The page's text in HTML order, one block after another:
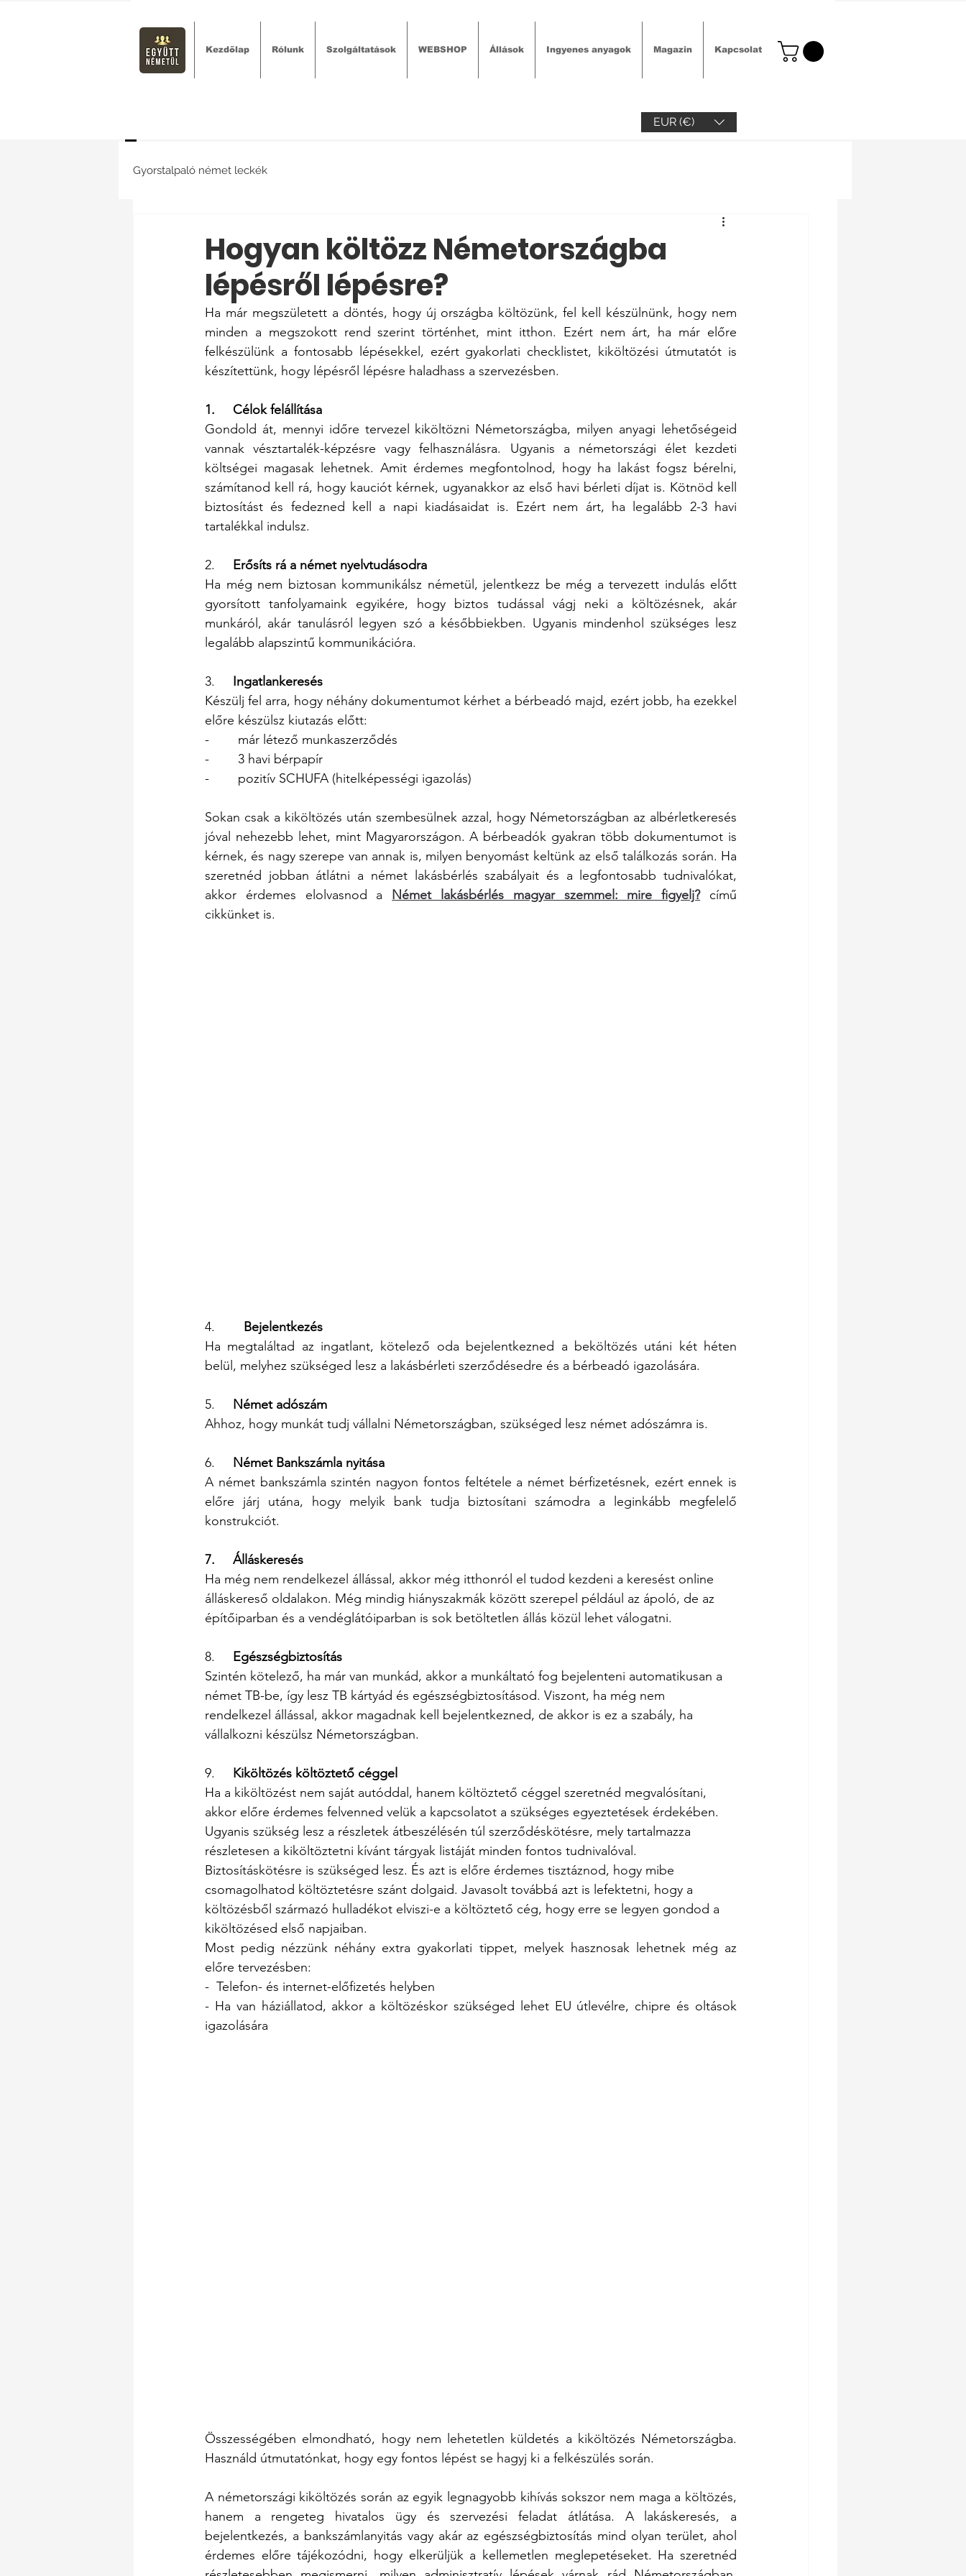
Kezdőlap Rólunk Szolgáltatások WEBSHOP Állások Ingyenes anyagok Magazin Kapcsolat
EUR (€)
Gyorstalpaló német leckék
Hogyan költözz Németországba
lépésről lépésre?
Ha már megszületett a döntés, hogy új országba költözünk, fel kell készülnünk, hogy nem
minden a megszokott rend szerint történhet, mint itthon. Ezért nem árt, ha már előre
felkészülünk a fontosabb lépésekkel, ezért gyakorlati checklistet, kiköltözési útmutatót is
készítettünk, hogy lépésről lépésre haladhass a szervezésben.
1.     Célok felállítása
Gondold át, mennyi időre tervezel kiköltözni Németországba, milyen anyagi lehetőségeid
vannak vésztartalék-képzésre vagy felhasználásra. Ugyanis a németországi élet kezdeti
költségei magasak lehetnek. Amit érdemes megfontolnod, hogy ha lakást fogsz bérelni,
számítanod kell rá, hogy kauciót kérnek, ugyanakkor az első havi bérleti díjat is. Kötnöd kell
biztosítást és fedezned kell a napi kiadásaidat is. Ezért nem árt, ha legalább 2-3 havi
tartalékkal indulsz.
2.
Erősíts rá a német nyelvtudásodra
Ha még nem biztosan kommunikálsz németül, jelentkezz be még a tervezett indulás előtt
gyorsított tanfolyamaink egyikére, hogy biztos tudással vágj neki a költözésnek, akár
munkáról, akár tanulásról legyen szó a későbbiekben. Ugyanis mindenhol szükséges lesz
legalább alapszintű kommunikációra.
3.
Ingatlankeresés
Készülj fel arra, hogy néhány dokumentumot kérhet a bérbeadó majd, ezért jobb, ha ezekkel
előre készülsz kiutazás előtt:
-        már létező munkaszerződés
-        3 havi bérpapír
-        pozitív SCHUFA (hitelképességi igazolás)
Sokan csak a kiköltözés után szembesülnek azzal, hogy Németországban az albérletkeresés
jóval nehezebb lehet, mint Magyarországon. A bérbeadók gyakran több dokumentumot is
kérnek, és nagy szerepe van annak is, milyen benyomást keltünk az első találkozás során. Ha
szeretnéd jobban átlátni a német lakásbérlés szabályait és a legfontosabb tudnivalókat,
akkor érdemes elolvasnod a Német lakásbérlés magyar szemmel: mire figyelj? című
cikkünket is.
4.
Bejelentkezés
Ha megtaláltad az ingatlant, kötelező oda bejelentkezned a beköltözés utáni két héten
belül, melyhez szükséged lesz a lakásbérleti szerződésedre és a bérbeadó igazolására.
5. Német adószám
Ahhoz, hogy munkát tudj vállalni Németországban, szükséged lesz német adószámra is.
6. Német Bankszámla nyitása
A német bankszámla szintén nagyon fontos feltétele a német bérfizetésnek, ezért ennek is
előre járj utána, hogy melyik bank tudja biztosítani számodra a leginkább megfelelő
konstrukciót.
7.     Álláskeresés
Ha még nem rendelkezel állással, akkor még itthonról el tudod kezdeni a keresést online
álláskereső oldalakon. Még mindig hiányszakmák között szerepel például az ápoló, de az
építőiparban és a vendéglátóiparban is sok betöltetlen állás közül lehet válogatni.
8.
Egészségbiztosítás
Szintén kötelező, ha már van munkád, akkor a munkáltató fog bejelenteni automatikusan a
német TB-be, így lesz TB kártyád és egészségbiztosításod. Viszont, ha még nem
rendelkezel állással, akkor magadnak kell bejelentkezned, de akkor is ez a szabály, ha
vállalkozni készülsz Németországban.
9. Kiköltözés költöztető céggel
Ha a kiköltözést nem saját autóddal, hanem költöztető céggel szeretnéd megvalósítani,
akkor előre érdemes felvenned velük a kapcsolatot a szükséges egyeztetések érdekében.
Ugyanis szükség lesz a részletek átbeszélésén túl szerződéskötésre, mely tartalmazza
részletesen a kiköltöztetni kívánt tárgyak listáját minden fontos tudnivalóval.
Biztosításkötésre is szükséged lesz. És azt is előre érdemes tisztáznod, hogy mibe
csomagolhatod költöztetésre szánt dolgaid. Javasolt továbbá azt is lefektetni, hogy a
költözésből származó hulladékot elviszi-e a költöztető cég, hogy erre se legyen gondod a
kiköltözésed első napjaiban.
Most pedig nézzünk néhány extra gyakorlati tippet, melyek hasznosak lehetnek még az
előre tervezésben:
-  Telefon- és internet-előfizetés helyben
- Ha van háziállatod, akkor a költözéskor szükséged lehet EU útlevélre, chipre és oltások
igazolására
Összességében elmondható, hogy nem lehetetlen küldetés a kiköltözés Németországba.
Használd útmutatónkat, hogy egy fontos lépést se hagyj ki a felkészülés során.
A németországi kiköltözés során az egyik legnagyobb kihívás sokszor nem maga a költözés,
hanem a rengeteg hivatalos ügy és szervezési feladat átlátása. A lakáskeresés, a
bejelentkezés, a bankszámlanyitás vagy akár az egészségbiztosítás mind olyan terület, ahol
érdemes előre tájékozódni, hogy elkerüljük a kellemetlen meglepetéseket. Ha szeretnéd